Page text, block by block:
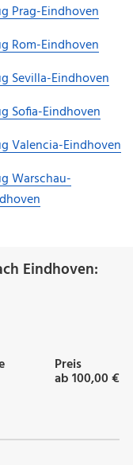
Prag-Eindhoven
Rom-Eindhoven
Sevilla-Eindhoven
Sofia-Eindhoven
Valencia-Eindhoven
Warschau-
Eindhoven:
Preis
ab 100,00 €